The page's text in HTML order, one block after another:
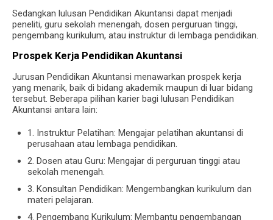
Sedangkan lulusan Pendidikan Akuntansi dapat menjadi
peneliti, guru sekolah menengah, dosen perguruan tinggi,
pengembang kurikulum, atau instruktur di lembaga pendidikan.
Prospek Kerja Pendidikan Akuntansi
Jurusan Pendidikan Akuntansi menawarkan prospek kerja
yang menarik, baik di bidang akademik maupun di luar bidang
tersebut. Beberapa pilihan karier bagi lulusan Pendidikan
Akuntansi antara lain:
1. Instruktur Pelatihan: Mengajar pelatihan akuntansi di
perusahaan atau lembaga pendidikan.
2. Dosen atau Guru: Mengajar di perguruan tinggi atau
sekolah menengah.
3. Konsultan Pendidikan: Mengembangkan kurikulum dan
materi pelajaran.
4. Pengembang Kurikulum: Membantu pengembangan